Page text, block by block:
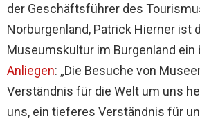
der Geschäftsführer des
Norburgenland, Patrick Hierner ist
Museumskultur im Burgenland ein
Anliegen: „Die Besuche von
Verständnis für die Welt um uns
uns, ein tieferes Verständnis für